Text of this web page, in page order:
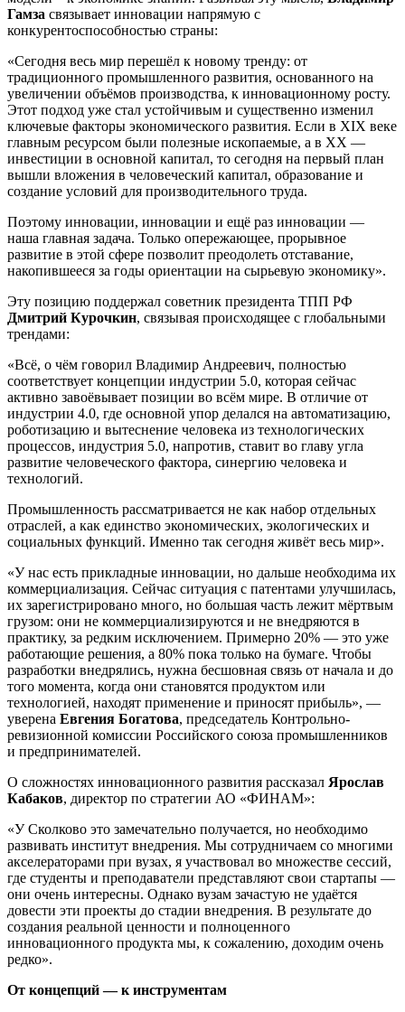
Гамза связывает инновации напрямую с
конкурентоспособностью страны:
«Сегодня весь мир перешёл к новому тренду: от
традиционного промышленного развития, основанного на
увеличении объёмов производства, к инновационному росту.
Этот подход уже стал устойчивым и существенно изменил
ключевые факторы экономического развития. Если в XIX веке
главным ресурсом были полезные ископаемые, а в XX —
инвестиции в основной капитал, то сегодня на первый план
вышли вложения в человеческий капитал, образование и
создание условий для производительного труда.
Поэтому инновации, инновации и ещё раз инновации —
наша главная задача. Только опережающее, прорывное
развитие в этой сфере позволит преодолеть отставание,
накопившееся за годы ориентации на сырьевую экономику».
Эту позицию поддержал советник президента ТПП РФ
Дмитрий Курочкин, связывая происходящее с глобальными
трендами:
«Всё, о чём говорил Владимир Андреевич, полностью
соответствует концепции индустрии 5.0, которая сейчас
активно завоёвывает позиции во всём мире. В отличие от
индустрии 4.0, где основной упор делался на автоматизацию,
роботизацию и вытеснение человека из технологических
процессов, индустрия 5.0, напротив, ставит во главу угла
развитие человеческого фактора, синергию человека и
технологий.
Промышленность рассматривается не как набор отдельных
отраслей, а как единство экономических, экологических и
социальных функций. Именно так сегодня живёт весь мир».
«У нас есть прикладные инновации, но дальше необходима их
коммерциализация. Сейчас ситуация с патентами улучшилась,
их зарегистрировано много, но большая часть лежит мёртвым
грузом: они не коммерциализируются и не внедряются в
практику, за редким исключением. Примерно 20% — это уже
работающие решения, а 80% пока только на бумаге. Чтобы
разработки внедрялись, нужна бесшовная связь от начала и до
того момента, когда они становятся продуктом или
технологией, находят применение и приносят прибыль», —
уверена Евгения Богатова, председатель Контрольно-
ревизионной комиссии Российского союза промышленников
и предпринимателей.
О сложностях инновационного развития рассказал Ярослав
Кабаков, директор по стратегии АО «ФИНАМ»:
«У Сколково это замечательно получается, но необходимо
развивать институт внедрения. Мы сотрудничаем со многими
акселераторами при вузах, я участвовал во множестве сессий,
где студенты и преподаватели представляют свои стартапы —
они очень интересны. Однако вузам зачастую не удаётся
довести эти проекты до стадии внедрения. В результате до
создания реальной ценности и полноценного
инновационного продукта мы, к сожалению, доходим очень
редко».
От концепций — к инструментам